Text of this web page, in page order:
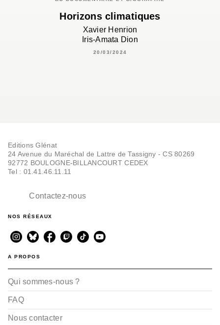
Horizons climatiques
Xavier Henrion
Iris-Amata Dion
20/03/2024
Editions Glénat
24 Avenue du Maréchal de Lattre de Tassigny - CS 80269
92772 BOULOGNE-BILLANCOURT CEDEX
Tel : 01.41.46.11.11
Contactez-nous
NOS RÉSEAUX
A PROPOS
Qui sommes-nous ?
FAQ
Nous contacter